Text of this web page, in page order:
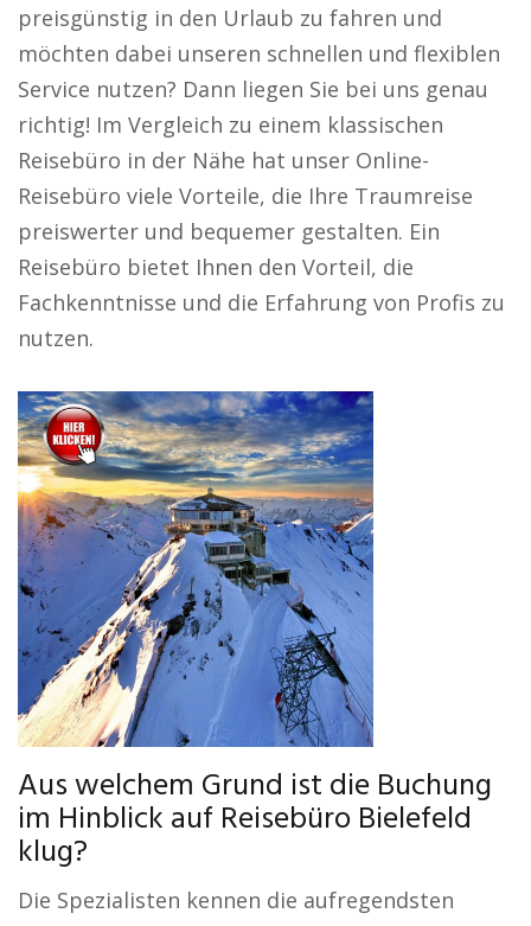
preisgünstig in den Urlaub zu fahren und
möchten dabei unseren schnellen und flexiblen
Service nutzen? Dann liegen Sie bei uns genau
richtig! Im Vergleich zu einem klassischen
Reisebüro in der Nähe hat unser Online-
Reisebüro viele Vorteile, die Ihre Traumreise
preiswerter und bequemer gestalten. Ein
Reisebüro bietet Ihnen den Vorteil, die
Fachkenntnisse und die Erfahrung von Profis zu
nutzen.
Aus welchem Grund ist die Buchung
im Hinblick auf Reisebüro Bielefeld
klug?
Die Spezialisten kennen die aufregendsten